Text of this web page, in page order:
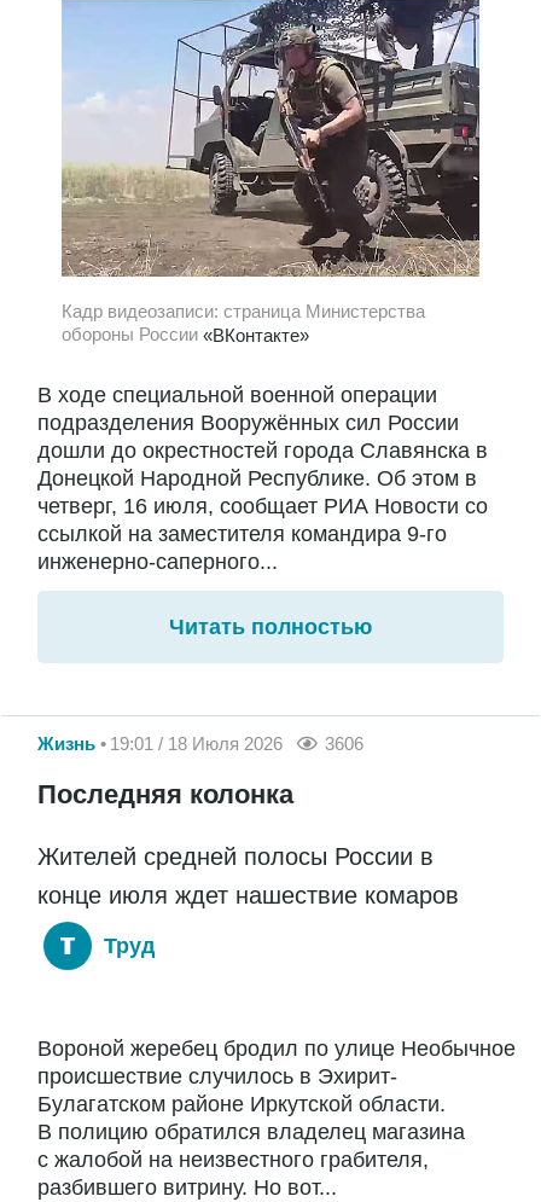
Кадр видеозаписи: страница Министерства
обороны России «ВКонтакте»
В ходе специальной военной операции
подразделения Вооружённых сил России
дошли до окрестностей города Славянска в
Донецкой Народной Республике. Об этом в
четверг, 16 июля, сообщает РИА Новости со
ссылкой на заместителя командира 9-го
инженерно-саперного...
Читать полностью
Жизнь 19:01 / 18 Июля 2026 3606
Последняя колонка
Жителей средней полосы России в
конце июля ждет нашествие комаров
Труд
Вороной жеребец бродил по улице Необычное
происшествие случилось в Эхирит-
Булагатском районе Иркутской области.
В полицию обратился владелец магазина
с жалобой на неизвестного грабителя,
разбившего витрину. Но вот...